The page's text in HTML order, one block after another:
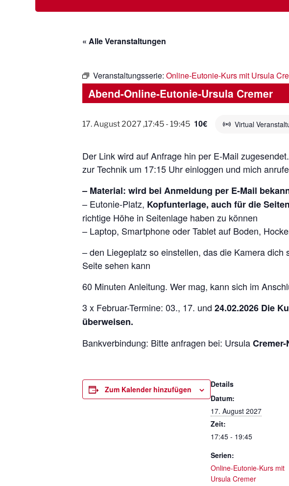
EUTONIE.DE
Lebensbalance durch körperliche Selbsterfahrung
« Alle Veranstaltungen
Veranstaltungsserie: Online-Eutonie-Kurs mit Ursula
Abend-Online-Eutonie-Ursula Cremer
17. August 2027 ,17:45 - 19:45 Virtual
10€
Der Link wird auf Anfrage hin per E-Mail
zur Technik um 17:15 Uhr einloggen und mich
– Material: wird bei Anmeldung per E-Mail
– Eutonie-Platz, Kopfunterlage, auch für die
richtige Höhe in Seitenlage haben zu können
– Laptop, Smartphone oder Tablet auf Boden,
– den Liegeplatz so einstellen, das die Kamera
Seite sehen kann
60 Minuten Anleitung. Wer mag, kann sich im
3 x Februar-Termine: 03., 17. und 24.02.2026 Die
überweisen.
Bankverbindung: Bitte anfragen bei: Ursula
Zum Kalender hinzufügen
Details
Datum:
17. August 2027
Zeit:
17:45 - 19:45
Serien:
Online-Eutonie-Kurs mit
Ursula Cremer